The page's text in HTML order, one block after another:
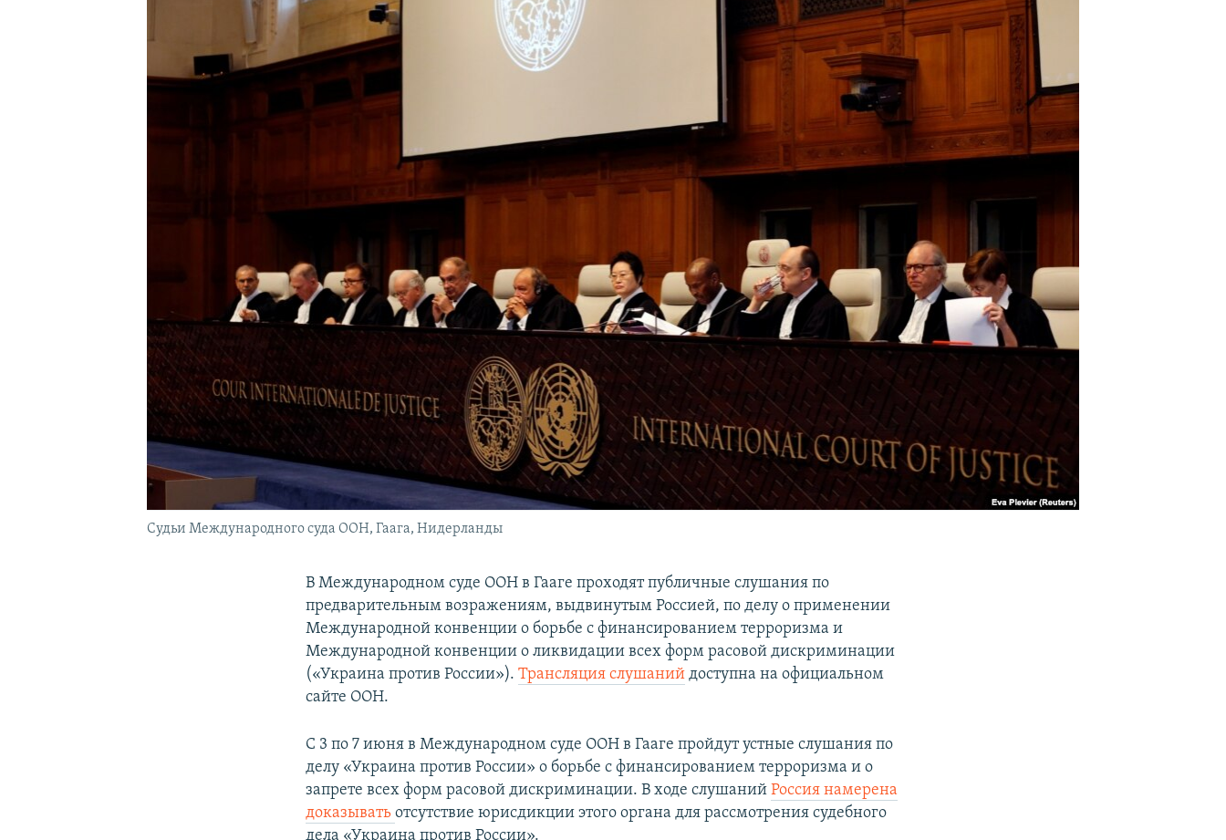
Судьи Международного суда ООН, Гаага, Нидерланды
В Международном суде ООН в Гааге проходят публичные слушания по
предварительным возражениям, выдвинутым Россией, по делу о применении
Международной конвенции о борьбе с финансированием терроризма и
Международной конвенции о ликвидации всех форм расовой дискриминации
(«Украина против России»).Трансляция слушаний доступна на официальном
сайте ООН.
С 3 по 7 июня в Международном суде ООН в Гааге пройдут устные слушания по
делу «Украина против России» о борьбе с финансированием терроризма и о
запрете всех форм расовой дискриминации. В ходе слушанийРоссия намерена
доказыватьотсутствие юрисдикции этого органа для рассмотрения судебного
дела «Украина против России».